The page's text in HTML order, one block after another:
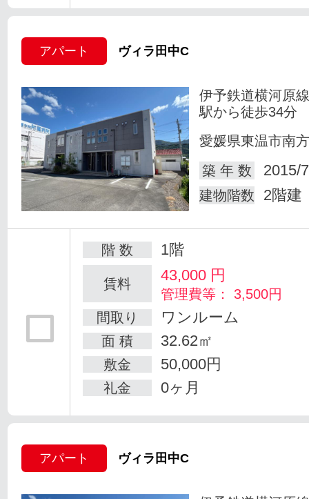
アパート ヴィラ田中C
伊予鉄道横河原
駅から徒歩34分
愛媛県東温市南方
築 年 数
2015/
建物階数 2階建
階 数 1階
賃料 43,000 円
管理費等： 3,500円
間取り
ワンルーム
面 積 32.62㎡
敷金 50,000円
礼金 0ヶ月
アパート ヴィラ田中C